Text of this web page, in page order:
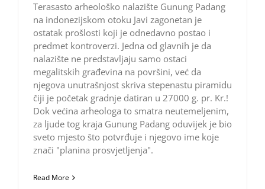
Terasasto arheološko nalazište Gunung Padang
na indonezijskom otoku Javi zagonetan je
ostatak prošlosti koji je odnedavno postao i
predmet kontroverzi. Jedna od glavnih je da
nalazište ne predstavljaju samo ostaci
megalitskih građevina na površini, već da
njegova unutrašnjost skriva stepenastu piramidu
čiji je početak gradnje datiran u 27000 g. pr. Kr.!
Dok većina arheologa to smatra neutemeljenim,
za ljude tog kraja Gunung Padang oduvijek je bio
sveto mjesto što potvrđuje i njegovo ime koje
znači "planina prosvjetljenja".
Read More